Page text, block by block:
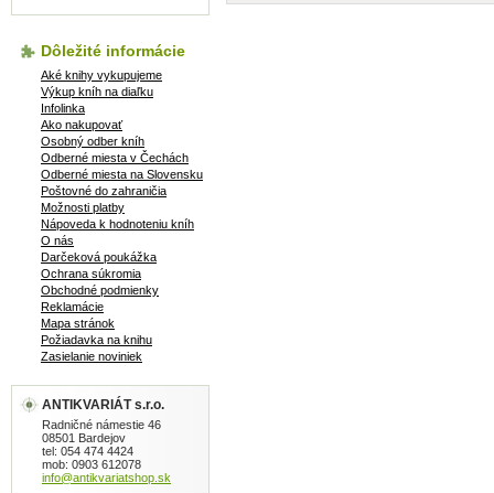
Dôležité informácie
Aké knihy vykupujeme
Výkup kníh na diaľku
Infolinka
Ako nakupovať
Osobný odber kníh
Odberné miesta v Čechách
Odberné miesta na Slovensku
Poštovné do zahraničia
Možnosti platby
Nápoveda k hodnoteniu kníh
O nás
Darčeková poukážka
Ochrana súkromia
Obchodné podmienky
Reklamácie
Mapa stránok
Požiadavka na knihu
Zasielanie noviniek
ANTIKVARIÁT s.r.o.
Radničné námestie 46
08501 Bardejov
tel: 054 474 4424
mob: 0903 612078
info@antikvariatshop.sk